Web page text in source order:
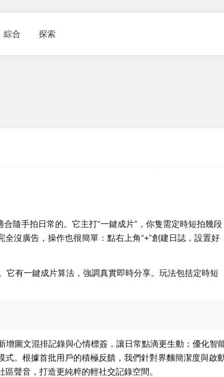
綜合 探索
隨手拍日常的。它主打“一鍵成片”， 你隻需定時短拍幾段
沒廣告，操作也很簡單：點右上角“+”創建日誌，設置好
有一鍵成片算法，強調真實即時分享。 玩法包括定時短
圖文混排記錄與心情標簽，讓日常點滴更生動；優化智
。根據首批用戶的積極反饋，我們針對界麵簡潔度與啟
聲音，打造更純粹的輕社交記錄空間。